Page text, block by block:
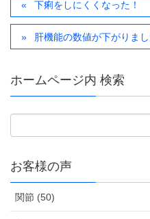
下痢をしにくくなった！
肝機能の数値が下がり
ホームページ内 検索
お客様の声
関節 (50)